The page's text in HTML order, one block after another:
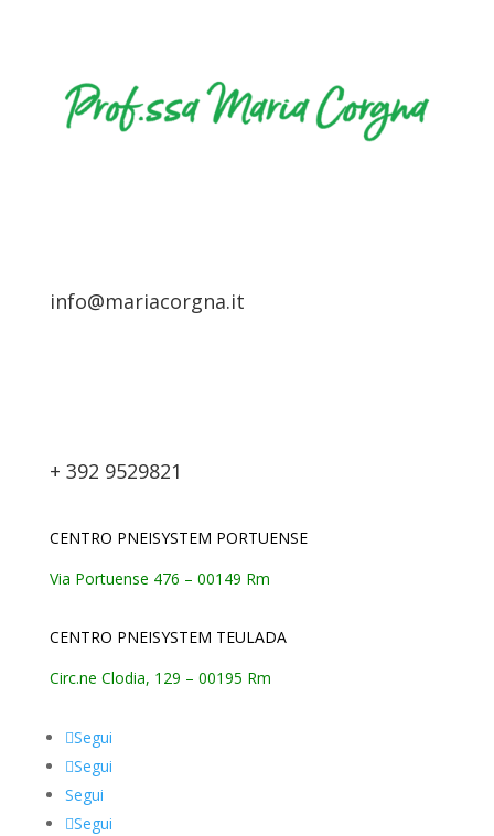
info@mariacorgna.it
+ 392 9529821
CENTRO PNEISYSTEM PORTUENSE
Via Portuense 476 – 00149 Rm
CENTRO PNEISYSTEM TEULADA
Circ.ne Clodia, 129 – 00195 Rm
Segui
Segui
Segui
Segui